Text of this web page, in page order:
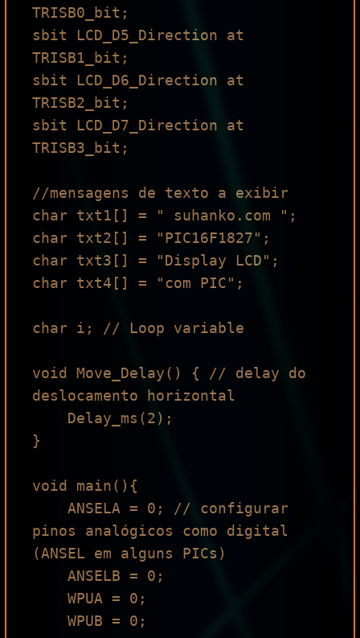
TRISB0_bit;
sbit LCD_D5_Direction at
TRISB1_bit;
sbit LCD_D6_Direction at
TRISB2_bit;
sbit LCD_D7_Direction at
TRISB3_bit;
//mensagens de texto a exibir
char txt1[] = " suhanko.com ";
char txt2[] = "PIC16F1827";
char txt3[] = "Display LCD";
char txt4[] = "com PIC";
char i; // Loop variable
void Move_Delay() { // delay do
deslocamento horizontal
}
void main(){
pinos analógicos como digital
(ANSEL em alguns PICs)